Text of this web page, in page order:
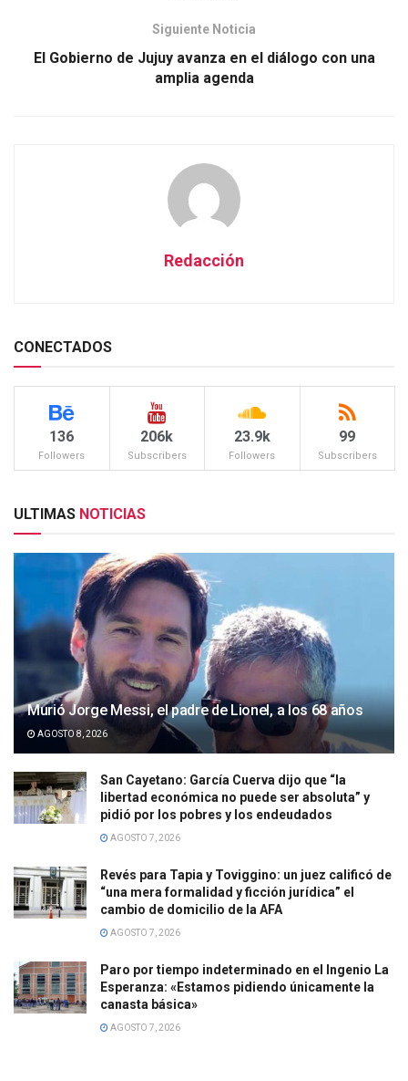
Siguiente Noticia
El Gobierno de Jujuy avanza en el diálogo con una
amplia agenda
Redacción
CONECTADOS
136
Followers
206k
Subscribers
23.9k
Followers
99
Subscribers
ULTIMAS NOTICIAS
Murió Jorge Messi, el padre de Lionel, a los 68 años
AGOSTO 8, 2026
San Cayetano: García Cuerva dijo que “la
libertad económica no puede ser absoluta” y
pidió por los pobres y los endeudados
AGOSTO 7, 2026
Revés para Tapia y Toviggino: un juez calificó de
“una mera formalidad y ficción jurídica” el
cambio de domicilio de la AFA
AGOSTO 7, 2026
Paro por tiempo indeterminado en el Ingenio La
Esperanza: «Estamos pidiendo únicamente la
canasta básica»
AGOSTO 7, 2026